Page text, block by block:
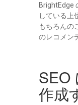
BrightEdge
している上
もちろんの
のレコメン
SEO
作成